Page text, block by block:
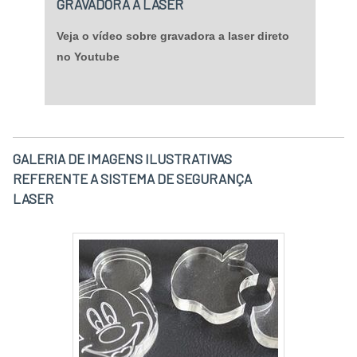
GRAVADORA A LASER
Veja o vídeo sobre gravadora a laser direto
no Youtube
GALERIA DE IMAGENS ILUSTRATIVAS
REFERENTE A SISTEMA DE SEGURANÇA
LASER